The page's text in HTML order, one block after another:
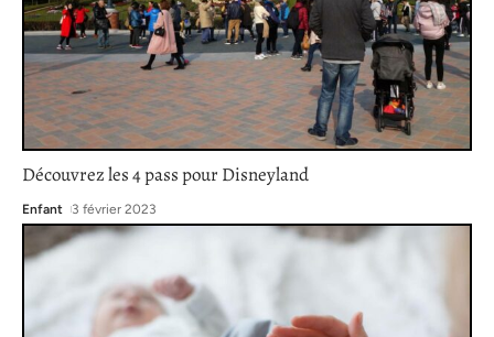
Découvrez les 4 pass pour Disneyland
Enfant 3 février 2023